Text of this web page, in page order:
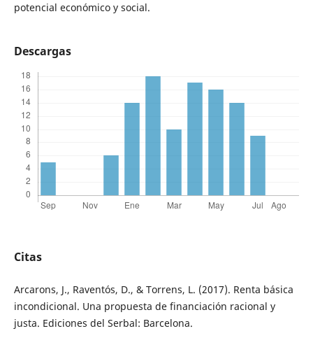
potencial económico y social.
Descargas
Citas
Arcarons, J., Raventós, D., & Torrens, L. (2017). Renta básica
incondicional. Una propuesta de financiación racional y
justa. Ediciones del Serbal: Barcelona.